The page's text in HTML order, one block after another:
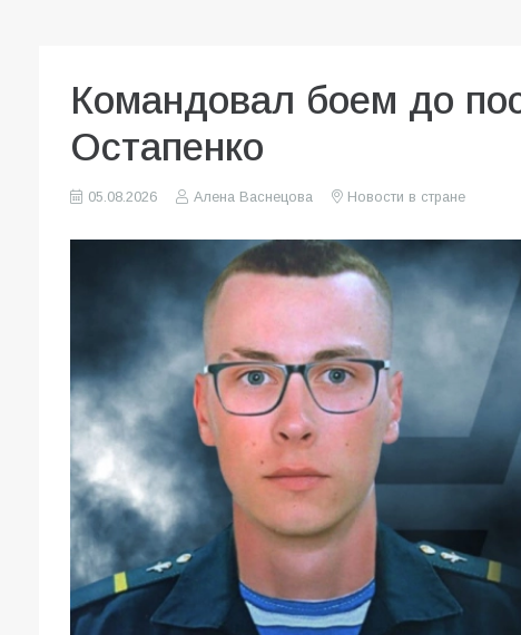
Командовал боем до
Остапенко
05.08.2026 Алена Васнецова Новости в стране